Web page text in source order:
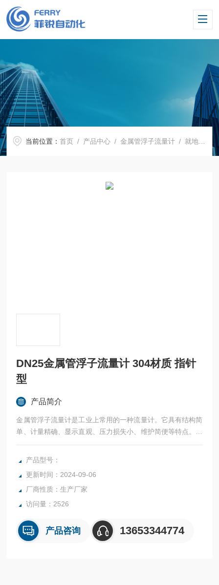
当前位置：首页 / 产品中心 /金属管浮子流量计 / 就地指针金属管浮子流量计
DN25金属管浮子流量计 304材质 指针
型
产品简介
金属管浮子流量计是工业上常用的一种流量计。它具有结构简
单、计量精确、显示直观、压力损失小、维护简便等特点。金
属管浮子流量计适用于测量通过管道直径DN15-DN250的流
量，PTFE防腐材质的应用使金属管浮子流量计也在腐蚀性介
DN25金属管浮子流量计 304材质 指针型
产品型号：
更新时间：2024-09-06
厂商性质：生产厂家
访问量：2526
产品咨询 13653344774